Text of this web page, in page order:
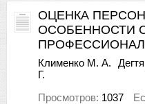
ОЦЕНКА
ОСОБЕННОСТИ
Клименко М. А.
Г.
Просмотров: 1037